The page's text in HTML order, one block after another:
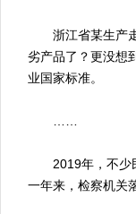
浙江省某生产走
劣产品了？更没想
业国家标准。
2019年，不少民
一年来，检察机关